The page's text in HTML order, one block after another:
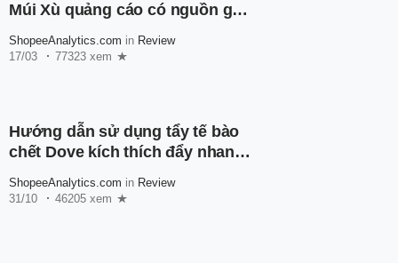
Múi Xù quảng cáo có nguồn gốc
ShopeeAnalytics.com in Review
17/03
77323 xem
Hướng dẫn sử dụng tẩy tế bào
chết Dove kích thích đẩy nhanh
ShopeeAnalytics.com in Review
31/10
46205 xem